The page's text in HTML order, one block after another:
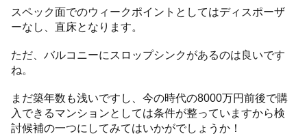
スペック面でのウィークポイントとしてはディスポーザ
ーなし、直床となります。
ただ、バルコニーにスロップシンクがあるのは良いです
ね。
まだ築年数も浅いですし、今の時代の8000万円前後で購
入できるマンションとしては条件が整っていますから検
討候補の一つにしてみてはいかがでしょうか！